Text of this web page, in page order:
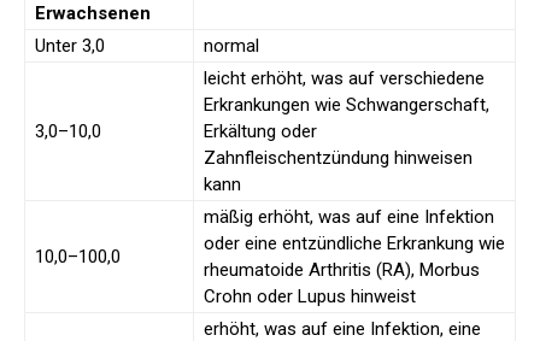
Erwachsenen
Unter 3,0 normal
3,0–10,0
leicht erhöht, was auf verschiedene
Erkrankungen wie Schwangerschaft,
Erkältung oder
Zahnfleischentzündung hinweisen
kann
10,0–100,0
mäßig erhöht, was auf eine Infektion
oder eine entzündliche Erkrankung wie
rheumatoide Arthritis (RA), Morbus
Crohn oder Lupus hinweist
erhöht, was auf eine Infektion, eine